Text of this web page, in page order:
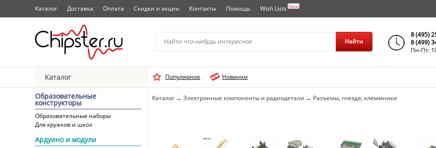
Начните водить название города..
Каталог Доставка Оплата Скидки и акции Контакты Помощь Wish Lists New
Найти
8 (495)
8 (499)
Пн-Пт:
Каталог Популярное Новинки
Образовательные
конструкторы
Образовательные наборы
Для кружков и школ
Ардуино и модули
Каталог → Электронные компоненты и радиодетали → Разъемы, гнезда, клеммники